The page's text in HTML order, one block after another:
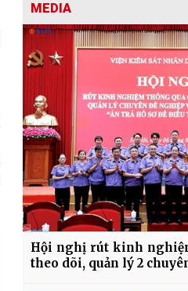
MEDIA
Hội nghị rút kinh
theo dõi, quản lý 2